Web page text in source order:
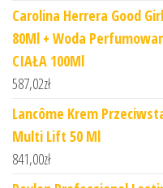
Carolina Herrera Good
80Ml + Woda
CIAŁA 100Ml
587,02zł
Lancôme Krem
Multi Lift 50 Ml
841,00zł